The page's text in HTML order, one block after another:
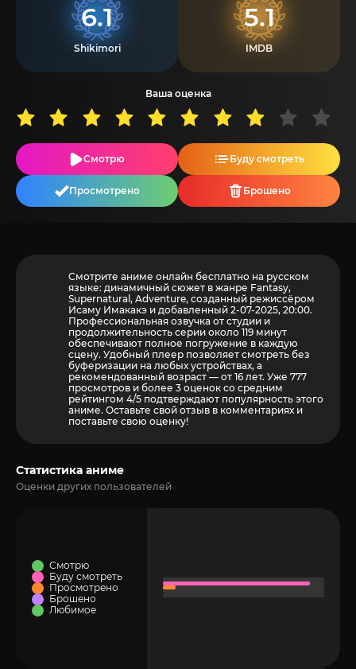
6.1
Shikimori
5.1
IMDB
Ваша оценка
Смотрю Буду смотреть
Просмотрено Брошено
Смотрите аниме онлайн бесплатно на русском
языке: динамичный сюжет в жанре Fantasy,
Supernatural, Adventure, созданный режиссёром
Исаму Имакакэ и добавленный 2-07-2025, 20:00.
Профессиональная озвучка от студии и
продолжительность серии около 119 минут
обеспечивают полное погружение в каждую
сцену. Удобный плеер позволяет смотреть без
буферизации на любых устройствах, а
рекомендованный возраст — от 16 лет. Уже 777
просмотров и более 3 оценок со средним
рейтингом 4/5 подтверждают популярность этого
аниме. Оставьте свой отзыв в комментариях и
поставьте свою оценку!
Статистика аниме
Оценки других пользователей
Смотрю
Буду смотреть
Просмотрено
Брошено
Любимое